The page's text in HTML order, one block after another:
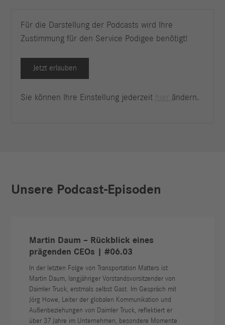
Für die Darstellung der Podcasts wird Ihre
Zustimmung für den Service Podigee benötigt!
Jetzt erlauben
Sie können Ihre Einstellung jederzeit ändern.
Unsere Podcast-Episoden
Martin Daum – Rückblick eines
prägenden CEOs | #06.03
In der letzten Folge von Transportation Matters ist
Martin Daum, langjähriger Vorstandsvorsitzender von
Daimler Truck, erstmals selbst Gast. Im Gespräch mit
Jörg Howe, Leiter der globalen Kommunikation und
Außenbeziehungen von Daimler Truck, reflektiert er
über 37 Jahre im Unternehmen, besondere Momente